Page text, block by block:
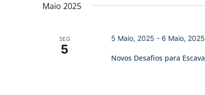
Maio 2025
SEG
5
Novos Desafios para
5 Maio, 2025 - 6 Maio, 2025